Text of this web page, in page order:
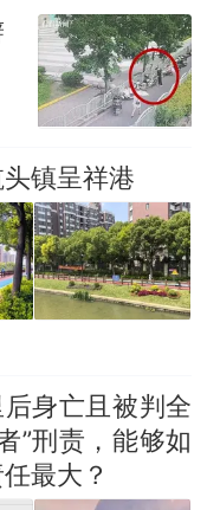
直呼震惊 （视频
）
名传话劝弃考
放菜刀的女孩，
镇呈祥港
身亡且被判全
”刑责，能够如
最大？